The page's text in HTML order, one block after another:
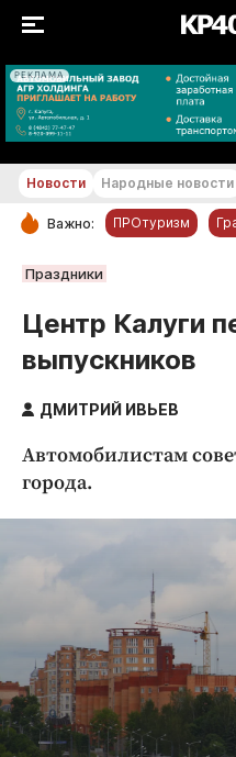
РЕКЛАМА
РУБРИКИ
Обнинск
Новости компаний
Статьи
Народные новости
Авто и транспорт
Благоустройство
Недвижимость и
Образование
Общество
Погода
Праздники
Происшествия
Новости Народные новости
Важно: ПРОтуризм
Праздники
Центр Калуги
выпускников
ДМИТРИЙ ИВЬЕВ
Автомобилистам
города.